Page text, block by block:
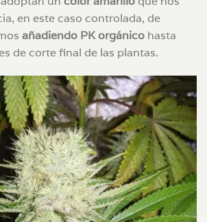
en este caso controlada, de
añadiendo PK orgánico hasta
de corte final de las plantas.